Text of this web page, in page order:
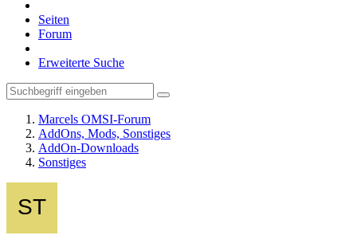
Seiten
Forum
Erweiterte Suche
Marcels OMSI-Forum
AddOns, Mods, Sonstiges
AddOn-Downloads
Sonstiges